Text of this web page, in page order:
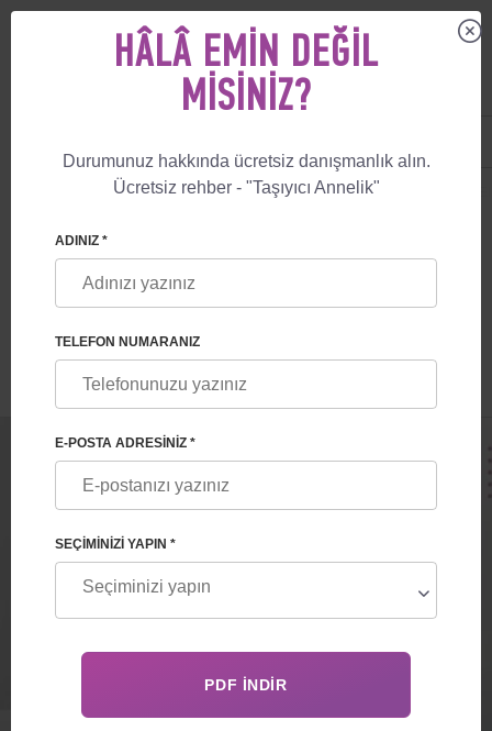
УKRAYNALI TAŞIYICI ANNELER İNGILTERE'YE SEYAHAT
УKRAYNALI TAŞIYICI ANNELER
İNGILTERE'YE SEYAHAT EDEBILECEK
HÂLÂ EMIN DEĞIL
MISINIZ?
Durumunuz hakkında ücretsiz danışmanlık alın.
Ücretsiz rehber - "Taşıyıcı Annelik"
ADINIZ *
TELEFON NUMARANIZ
E-POSTA ADRESINIZ *
SEÇIMINIZI YAPIN *